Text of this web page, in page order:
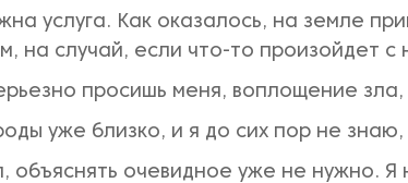
услуга. Как оказалось, на земле
на случай, если что-то произойдет с
просишь меня, воплощение зла,
уже близко, и я до сих пор не знаю,
объяснять очевидное уже не нужно. Я